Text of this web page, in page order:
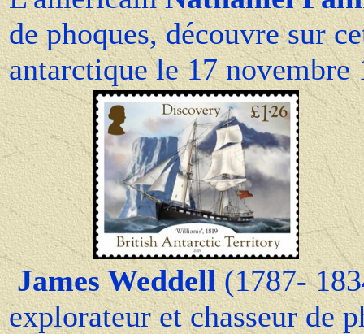
de phoques, découvre sur
antarctique le 17 novembre
James Weddell(1787-
explorateur et chasseur de